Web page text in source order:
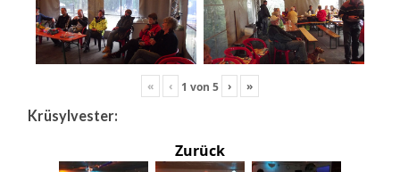
« ‹ 1 von 5 › »
Krüsylvester:
Zurück